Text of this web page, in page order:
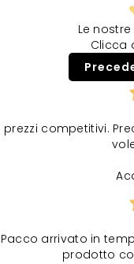
Le
Clicca
prezzi competitivi.
Pacco arrivato in
prodotto